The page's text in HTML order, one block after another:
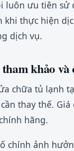
luôn ưu tiên sử
khi thực hiện
dịch vụ.
khảo và
chữa tủ lạnh
thay thế.
hãng.
chính ảnh